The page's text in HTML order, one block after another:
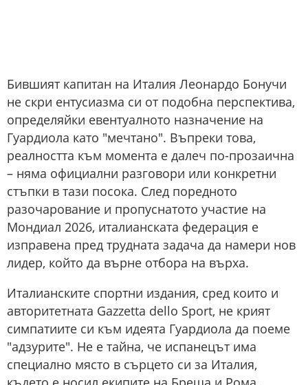
Бившият капитан на Италия Леонардо Бонучи
не скри ентусиазма си от подобна перспектива,
определяйки евентуалното назначение на
Гуардиола като "мечтано". Въпреки това,
реалността към момента е далеч по-прозаична
– няма официални разговори или конкретни
стъпки в тази посока. След поредното
разочарование и пропуснатото участие на
Мондиал 2026, италианската федерация е
изправена пред трудната задача да намери нов
лидер, който да върне отбора на върха.
Италианските спортни издания, сред които и
авторитетната Gazzetta dello Sport, не крият
симпатиите си към идеята Гуардиола да поеме
"адзурите". Не е тайна, че испанецът има
специално място в сърцето си за Италия,